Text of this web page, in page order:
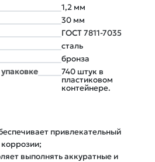
1,2 мм
30 мм
ГОСТ 7811-7035
сталь
бронза
740 штук в
пластиковом
контейнере.
привлекательный
выполнять аккуратные и